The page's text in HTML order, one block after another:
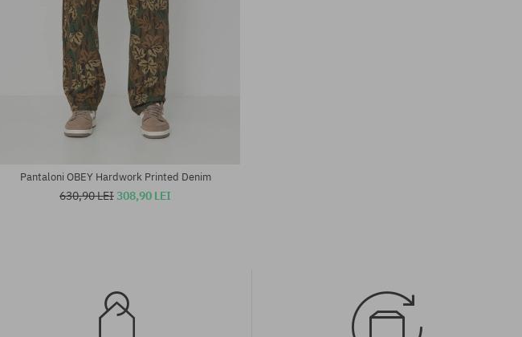
Mărimi existente:
Pantaloni OBEY Hardwork Printed Denim
630,90 LEI308,90 LEI